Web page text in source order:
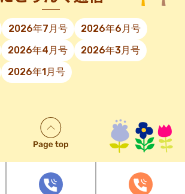
2026年7月号
2026年6月号
2026年4月号
2026年3月号
2026年1月号